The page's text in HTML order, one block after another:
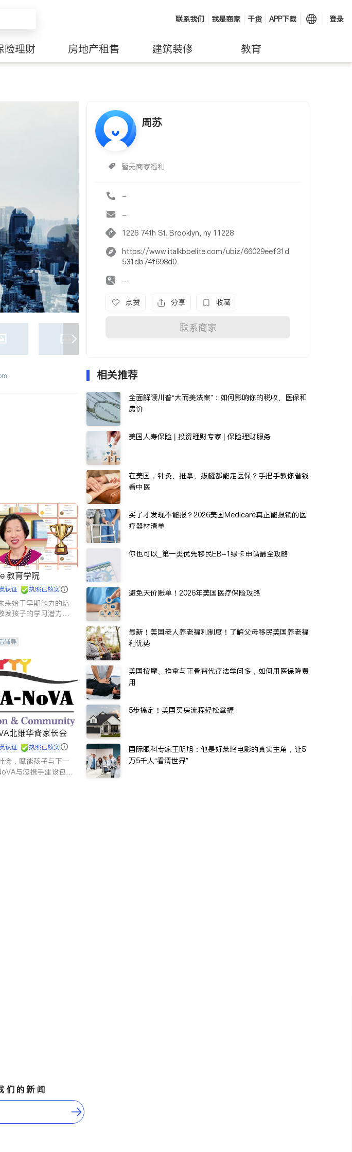
联系我们 我是商家 干货 APP下载 登录
险理财 房地产租售 建筑装修 教育
周苏
暂无商家福利
-
-
1226 74th St. Brooklyn, ny 11228
https://www.italkbbelite.com/ubiz/66029eef31d
531db74f698d0
-
点赞 分享 收藏
联系商家
教育学院
认证 执照已核实
来始于早期能力的培
发孩子的学习潜力和
辅导
北维华裔家长会
认证 执照已核实
会，赋能孩子与下一
与您携手建设包
相关推荐
全面解读川普“大而美法案”：如何影响你的税收、医保和
房价
美国人寿保险 | 投资理财专家 | 保险理财服务
在美国，针灸、推拿、拔罐都能走医保？手把手教你省钱
看中医
买了才发现不能报？2026美国Medicare真正能报销的医
疗器材清单
你也可以_第一类优先移民EB-1绿卡申请最全攻略
避免天价账单！2026年美国医疗保险攻略
最新！美国老人养老福利制度！了解父母移民美国养老福
利优势
美国按摩、推拿与正骨替代疗法学问多，如何用医保降费
用
5步搞定！美国买房流程轻松掌握
国际眼科专家王明旭：他是好莱坞电影的真实主角，让5
万5千人“看清世界”
们的新闻